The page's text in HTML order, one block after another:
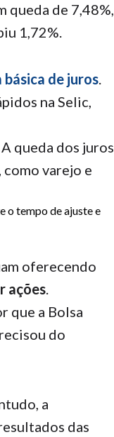
queda de 7,48%,
1,72%.
de juros.
na Selic,
A queda dos juros
varejo e
o tempo de ajuste e
oferecendo
ações.
que a Bolsa
do
a
das